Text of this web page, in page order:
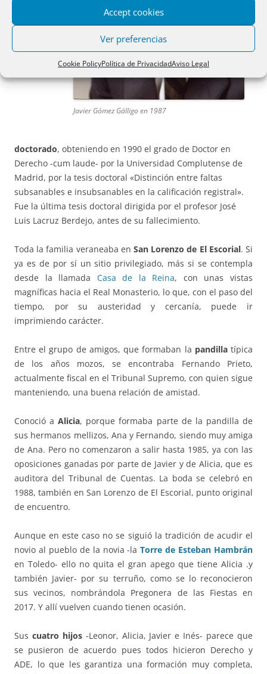
Accept cookies
Ver preferencias
Cookie PolicyPolítica de PrivacidadAviso Legal
Javier Gómez Gálligo en 1987
doctorado, obteniendo en 1990 el grado de Doctor en
Derecho -cum laude- por la Universidad Complutense de
Madrid, por la tesis doctoral «Distinción entre faltas
subsanables e insubsanables en la calificación registral».
Fue la última tesis doctoral dirigida por el profesor José
Luis Lacruz Berdejo, antes de su fallecimiento.
Toda la familia veraneaba en San Lorenzo de El Escorial. Si
ya es de por sí un sitio privilegiado, más si se contempla
desde la llamada Casa de la Reina, con unas vistas
magníficas hacia el Real Monasterio, lo que, con el paso del
tiempo, por su austeridad y cercanía, puede ir
imprimiendo carácter.
Entre el grupo de amigos, que formaban la pandillatípica
de los años mozos, se encontraba Fernando Prieto,
actualmente fiscal en el Tribunal Supremo, con quien sigue
manteniendo, una buena relación de amistad.
Conoció aAlicia, porque formaba parte de la pandilla de
sus hermanos mellizos, Ana y Fernando, siendo muy amiga
de Ana. Pero no comenzaron a salir hasta 1985, ya con las
oposiciones ganadas por parte de Javier y de Alicia, que es
auditora del Tribunal de Cuentas. La boda se celebró en
1988, también en San Lorenzo de El Escorial, punto original
de encuentro.
Aunque en este caso no se siguió la tradición de acudir el
novio al pueblo de la novia -laTorre de Esteban Hambrán
en Toledo- ello no quita el gran apego que tiene Alicia .y
también Javier- por su terruño, como se lo reconocieron
sus vecinos, nombrándola Pregonera de las Fiestas en
2017. Y allí vuelven cuando tienen ocasión.
Sus cuatro hijos-Leonor, Alicia, Javier e Inés- parece que
se pusieron de acuerdo pues todos hicieron Derecho y
ADE, lo que les garantiza una formación muy completa,